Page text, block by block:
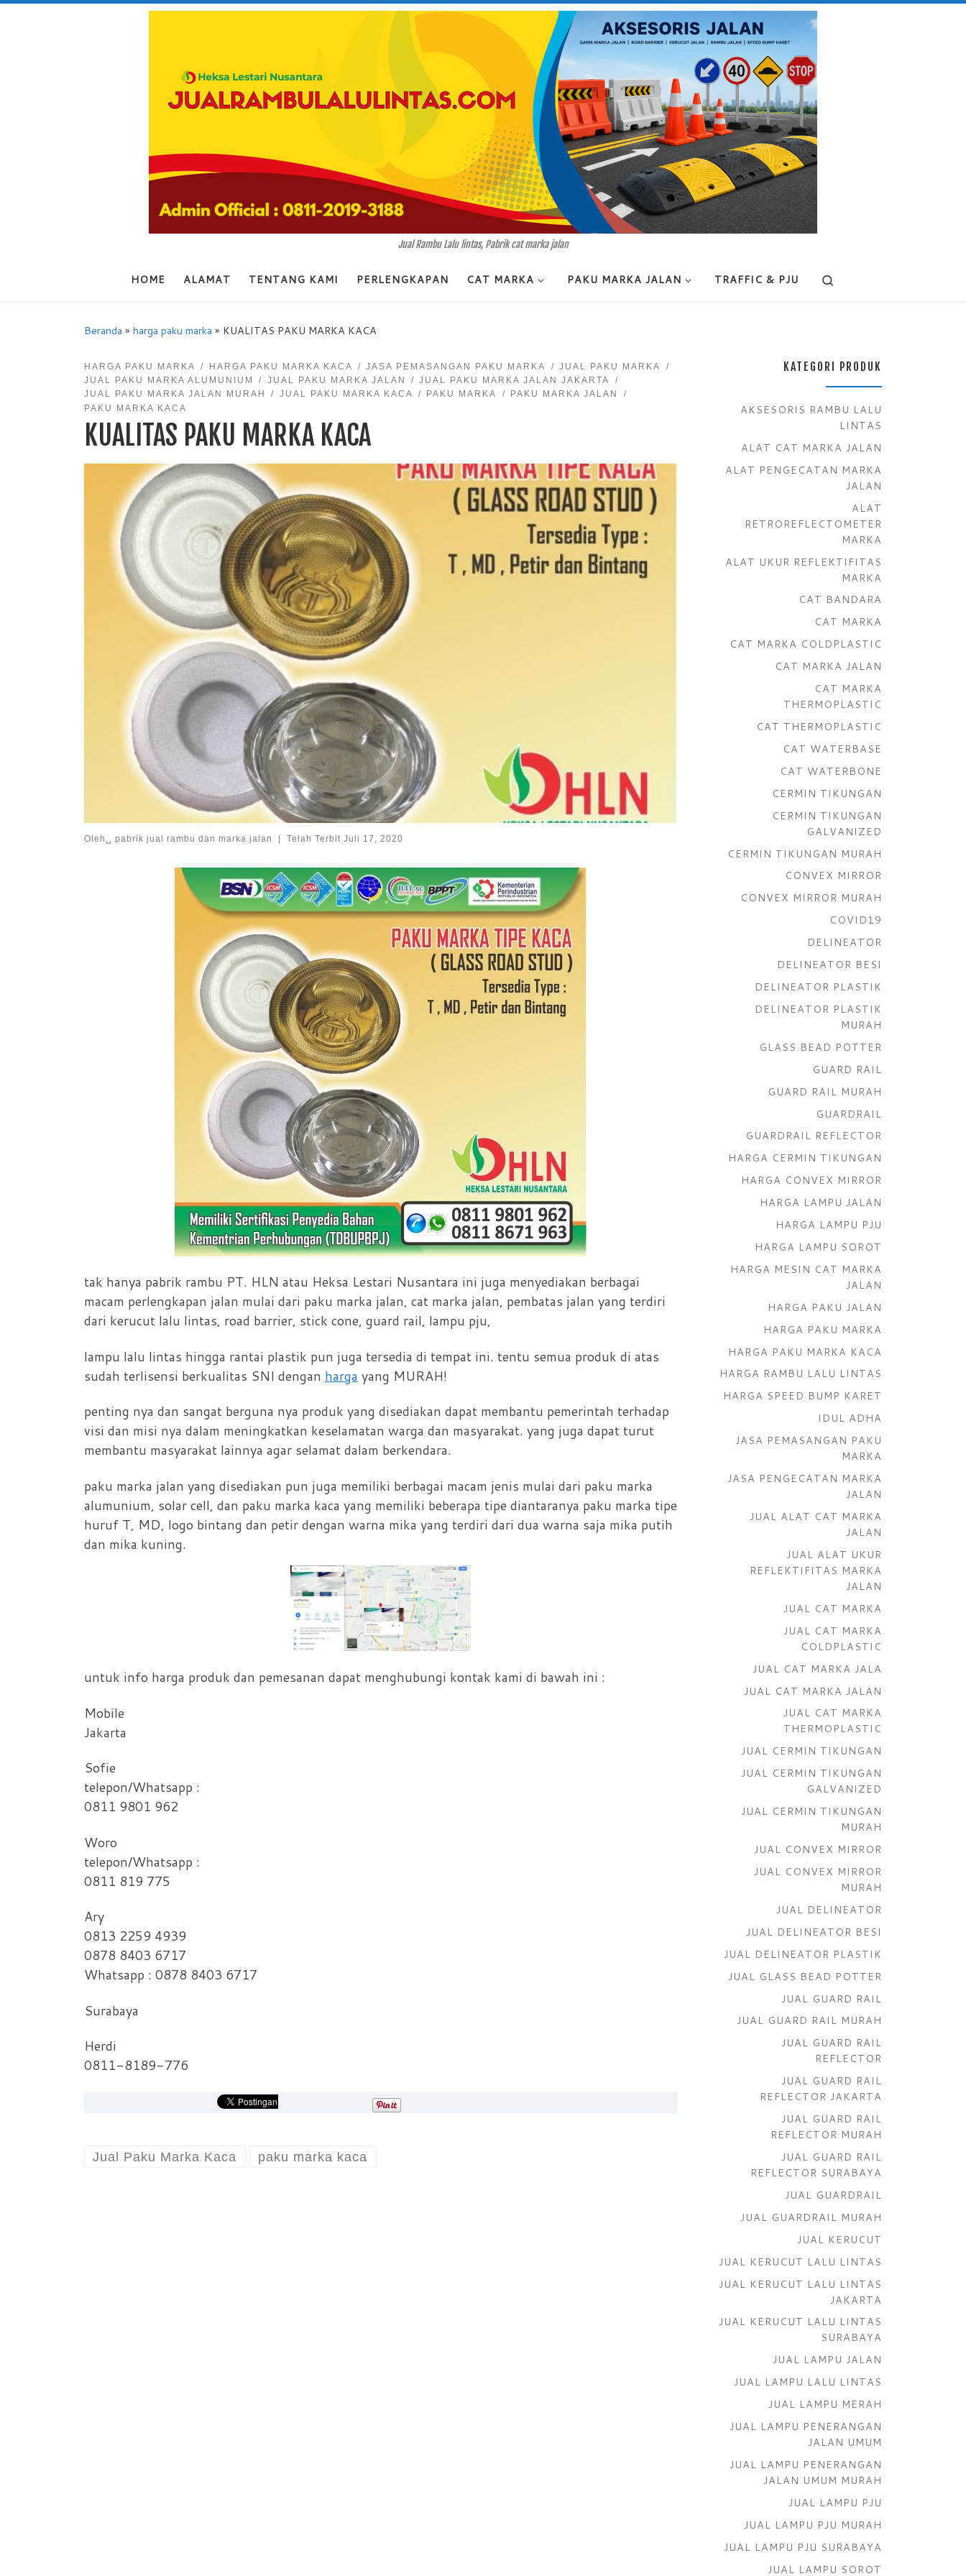
Jual Rambu Lalu lintas, Pabrik cat marka jalan
HOME ALAMAT TENTANG KAMI PERLENGKAPAN CAT MARKA PAKU MARKA JALAN TRAFFIC & PJU
Beranda » harga paku marka » KUALITAS PAKU MARKA KACA
HARGA PAKU MARKA HARGA PAKU MARKA KACA JASA PEMASANGAN PAKU MARKA
JUAL PAKU MARKA
JUAL PAKU MARKA ALUMUNIUM
JUAL PAKU MARKA JALAN
JUAL PAKU MARKA JALAN JAKARTA
JUAL PAKU MARKA JALAN MURAH
JUAL PAKU MARKA KACA PAKU MARKA
PAKU MARKA JALAN
PAKU MARKA KACA
KUALITAS PAKU MARKA KACA
Oleh␣ pabrik jual rambu dan marka jalan | Telah Terbit Juli 17, 2020
tak hanya pabrik rambu PT. HLN atau Heksa Lestari Nusantara ini juga menyediakan berbagai
macam perlengkapan jalan mulai dari paku marka jalan, cat marka jalan, pembatas jalan yang terdiri
dari kerucut lalu lintas, road barrier, stick cone, guard rail, lampu pju,
lampu lalu lintas hingga rantai plastik pun juga tersedia di tempat ini. tentu semua produk di atas
sudah terlisensi berkualitas SNI dengan harga yang MURAH!
penting nya dan sangat berguna nya produk yang disediakan dapat membantu pemerintah terhadap
visi dan misi nya dalam meningkatkan keselamatan warga dan masyarakat. yang juga dapat turut
membantu masyarakat lainnya agar selamat dalam berkendara.
paku marka jalan yang disediakan pun juga memiliki berbagai macam jenis mulai dari paku marka
alumunium, solar cell, dan paku marka kaca yang memiliki beberapa tipe diantaranya paku marka tipe
huruf T, MD, logo bintang dan petir dengan warna mika yang terdiri dari dua warna saja mika putih
dan mika kuning.
untuk info harga produk dan pemesanan dapat menghubungi kontak kami di bawah ini :
Mobile
Jakarta
Sofie
telepon/Whatsapp :
0811 9801 962
Woro
telepon/Whatsapp :
0811 819 775
Ary
0813 2259 4939
0878 8403 6717
Whatsapp : 0878 8403 6717
Surabaya
Herdi
0811-8189-776
Jual Paku Marka Kaca paku marka kaca
KATEGORI PRODUK
AKSESORIS RAMBU LALU
LINTAS
ALAT CAT MARKA JALAN
ALAT PENGECATAN MARKA
JALAN
ALAT
RETROREFLECTOMETER
MARKA
ALAT UKUR REFLEKTIFITAS
MARKA
CAT BANDARA
CAT MARKA
CAT MARKA COLDPLASTIC
CAT MARKA JALAN
CAT MARKA
THERMOPLASTIC
CAT THERMOPLASTIC
CAT WATERBASE
CAT WATERBONE
CERMIN TIKUNGAN
CERMIN TIKUNGAN
GALVANIZED
CERMIN TIKUNGAN MURAH
CONVEX MIRROR
CONVEX MIRROR MURAH
COVID19
DELINEATOR
DELINEATOR BESI
DELINEATOR PLASTIK
DELINEATOR PLASTIK
MURAH
GLASS BEAD POTTER
GUARD RAIL
GUARD RAIL MURAH
GUARDRAIL
GUARDRAIL REFLECTOR
HARGA CERMIN TIKUNGAN
HARGA CONVEX MIRROR
HARGA LAMPU JALAN
HARGA LAMPU PJU
HARGA LAMPU SOROT
HARGA MESIN CAT MARKA
JALAN
HARGA PAKU JALAN
HARGA PAKU MARKA
HARGA PAKU MARKA KACA
HARGA RAMBU LALU LINTAS
HARGA SPEED BUMP KARET
IDUL ADHA
JASA PEMASANGAN PAKU
MARKA
JASA PENGECATAN MARKA
JALAN
JUAL ALAT CAT MARKA
JALAN
JUAL ALAT UKUR
REFLEKTIFITAS MARKA
JALAN
JUAL CAT MARKA
JUAL CAT MARKA
COLDPLASTIC
JUAL CAT MARKA JALA
JUAL CAT MARKA JALAN
JUAL CAT MARKA
THERMOPLASTIC
JUAL CERMIN TIKUNGAN
JUAL CERMIN TIKUNGAN
GALVANIZED
JUAL CERMIN TIKUNGAN
MURAH
JUAL CONVEX MIRROR
JUAL CONVEX MIRROR
MURAH
JUAL DELINEATOR
JUAL DELINEATOR BESI
JUAL DELINEATOR PLASTIK
JUAL GLASS BEAD POTTER
JUAL GUARD RAIL
JUAL GUARD RAIL MURAH
JUAL GUARD RAIL
REFLECTOR
JUAL GUARD RAIL
REFLECTOR JAKARTA
JUAL GUARD RAIL
REFLECTOR MURAH
JUAL GUARD RAIL
REFLECTOR SURABAYA
JUAL GUARDRAIL
JUAL GUARDRAIL MURAH
JUAL KERUCUT
JUAL KERUCUT LALU LINTAS
JUAL KERUCUT LALU LINTAS
JAKARTA
JUAL KERUCUT LALU LINTAS
SURABAYA
JUAL LAMPU JALAN
JUAL LAMPU LALU LINTAS
JUAL LAMPU MERAH
JUAL LAMPU PENERANGAN
JALAN UMUM
JUAL LAMPU PENERANGAN
JALAN UMUM MURAH
JUAL LAMPU PJU
JUAL LAMPU PJU MURAH
JUAL LAMPU PJU SURABAYA
JUAL LAMPU SOROT